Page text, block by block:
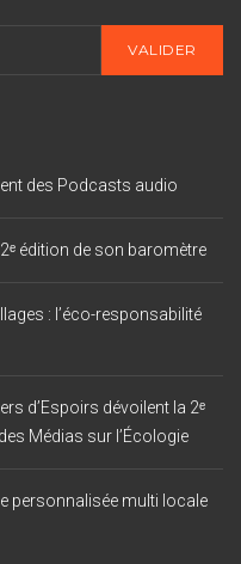
des Podcasts audio
édition de son baromètre
: l’éco-responsabilité
d’Espoirs dévoilent la 2ᵉ
Médias sur l’Écologie
personnalisée multi locale